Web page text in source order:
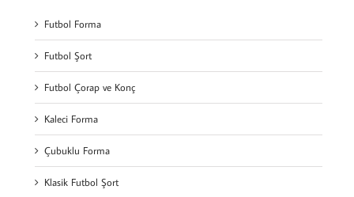
Futbol Forma
Futbol Şort
Futbol Çorap ve Konç
Kaleci Forma
Çubuklu Forma
Klasik Futbol Şort